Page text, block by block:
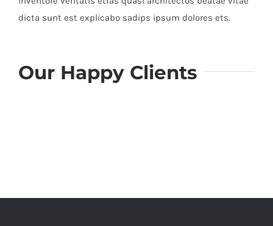
dicta sunt est explicabo sadips ipsum dolores ets.
Our Happy Clients